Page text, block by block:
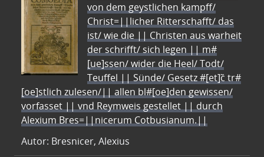
von dem geystlichen kampff/
Christ=||licher Ritterschafft/ das
ist/ wie die || Christen aus warheit
der schrifft/ sich legen || m#
[ue]ssen/ wider die Heel/ Todt/
Teuffel || Sünde/ Gesetz #[et]c̃ tr#
[oe]stlich zulesen/|| allen bl#[oe]den gewissen/
vorfasset || vnd Reymweis gestellet || durch
Alexium Bres=||nicerum Cotbusianum.||
Autor: Bresnicer, Alexius